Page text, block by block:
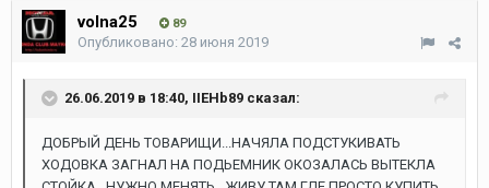
volna25 89
Опубликовано: 28 июня 2019
26.06.2019 в 18:40, IIEHb89 сказал:
ДОБРЫЙ ДЕНЬ ТОВАРИЩИ...НАЧЯЛА ПОДСТУКИВАТЬ
ХОДОВКА ЗАГНАЛ НА ПОДЬЕМНИК ОКОЗАЛАСЬ ВЫТЕКЛА